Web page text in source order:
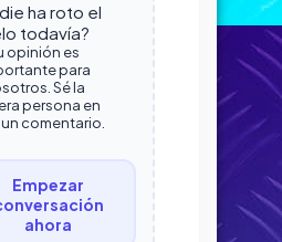
ha roto el
todavía?
opinión es
para
Sé la
persona en
comentario.
Empezar
ahora